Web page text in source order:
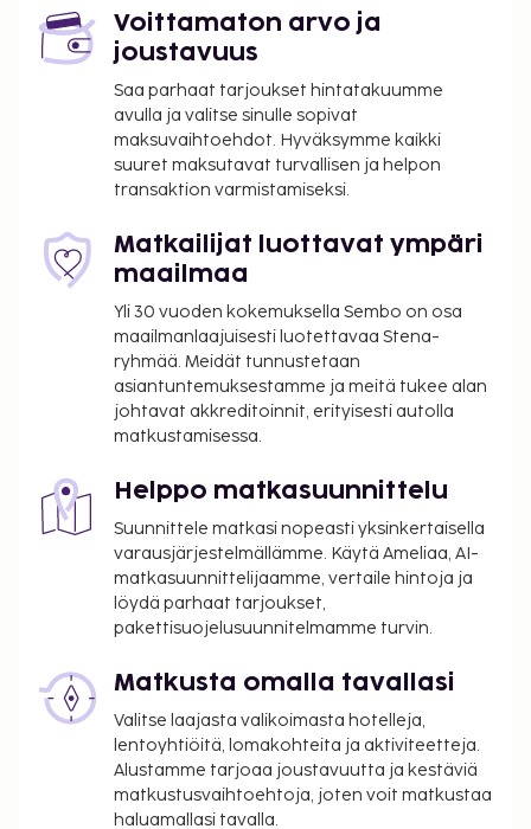
Voittamaton arvo ja
joustavuus
Saa parhaat tarjoukset hintatakuumme
avulla ja valitse sinulle sopivat
maksuvaihtoehdot. Hyväksymme kaikki
suuret maksutavat turvallisen ja helpon
transaktion varmistamiseksi.
Matkailijat luottavat ympäri
maailmaa
Yli 30 vuoden kokemuksella Sembo on osa
maailmanlaajuisesti luotettavaa Stena-
ryhmää. Meidät tunnustetaan
asiantuntemuksestamme ja meitä tukee alan
johtavat akkreditoinnit, erityisesti autolla
matkustamisessa.
Helppo matkasuunnittelu
Suunnittele matkasi nopeasti yksinkertaisella
varausjärjestelmällämme. Käytä Ameliaa, AI-
matkasuunnittelijaamme, vertaile hintoja ja
löydä parhaat tarjoukset,
pakettisuojelusuunnitelmamme turvin.
Matkusta omalla tavallasi
Valitse laajasta valikoimasta hotelleja,
lentoyhtiöitä, lomakohteita ja aktiviteetteja.
Alustamme tarjoaa joustavuutta ja kestäviä
matkustusvaihtoehtoja, joten voit matkustaa
haluamallasi tavalla.